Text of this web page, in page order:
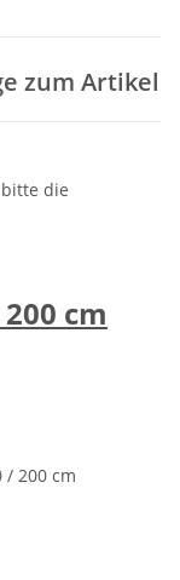
zum Artikel
die
cm
/ 200 cm